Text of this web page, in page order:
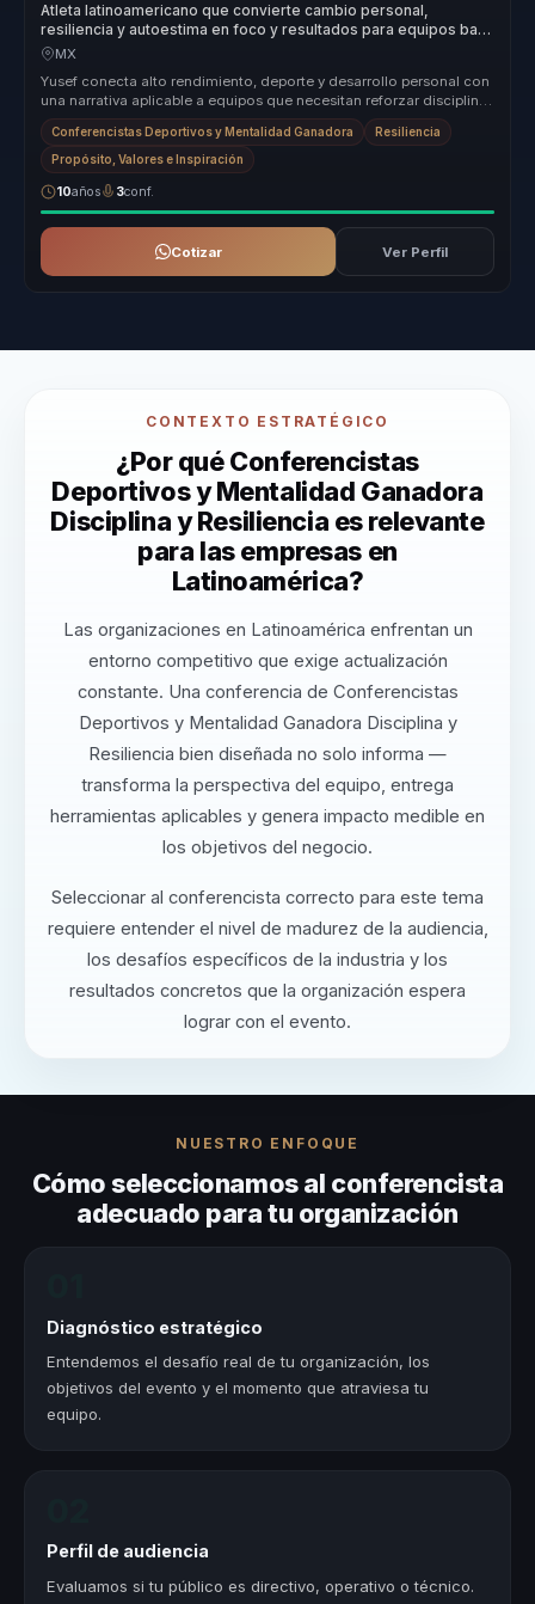
Atleta latinoamericano que convierte cambio personal,
resiliencia y autoestima en foco y resultados para equipos bajo
alta presion.
MX
Yusef conecta alto rendimiento, deporte y desarrollo personal con
una narrativa aplicable a equipos que necesitan reforzar disciplina,
re...
Conferencistas Deportivos y Mentalidad Ganadora Resiliencia
Propósito, Valores e Inspiración
10años 3conf.
Cotizar Ver Perfil
CONTEXTO ESTRATÉGICO
¿Por qué Conferencistas
Deportivos y Mentalidad Ganadora
Disciplina y Resiliencia es relevante
para las empresas en
Latinoamérica?
Las organizaciones en Latinoamérica enfrentan un
entorno competitivo que exige actualización
constante. Una conferencia de Conferencistas
Deportivos y Mentalidad Ganadora Disciplina y
Resiliencia bien diseñada no solo informa —
transforma la perspectiva del equipo, entrega
herramientas aplicables y genera impacto medible en
los objetivos del negocio.
Seleccionar al conferencista correcto para este tema
requiere entender el nivel de madurez de la audiencia,
los desafíos específicos de la industria y los
resultados concretos que la organización espera
lograr con el evento.
NUESTRO ENFOQUE
Cómo seleccionamos al conferencista
adecuado para tu organización
Diagnóstico estratégico
Entendemos el desafío real de tu organización, los
objetivos del evento y el momento que atraviesa tu
equipo.
Perfil de audiencia
Evaluamos si tu público es directivo, operativo o técnico.